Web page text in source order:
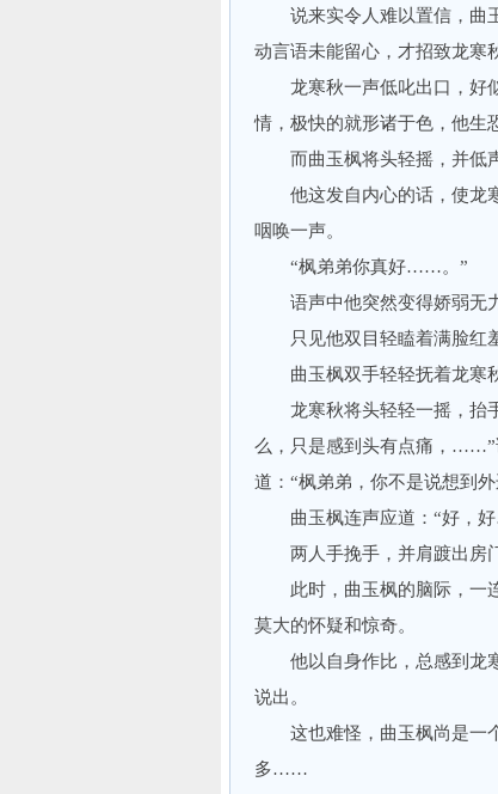
说来实令人难以置信，曲玉
动言语未能留心，才招致龙寒
龙寒秋一声低叱出口，好似
情，极快的就形诸于色，他生
而曲玉枫将头轻摇，并低
他这发自内心的话，使龙寒
咽唤一声。
“枫弟弟你真好……。”
语声中他突然变得娇弱无力
只见他双目轻瞌着满脸红羞
曲玉枫双手轻轻抚着龙寒秋
龙寒秋将头轻轻一摇，抬手
么，只是感到头有点痛，……”
道：“枫弟弟，你不是说想到
曲玉枫连声应道：“好，
两人手挽手，并肩踱出房门
此时，曲玉枫的脑际，一连
莫大的怀疑和惊奇。
他以自身作比，总感到龙寒
说出。
这也难怪，曲玉枫尚是一个
多……